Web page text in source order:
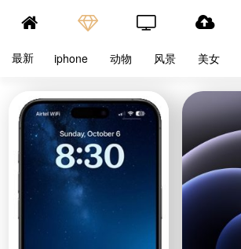
最新 iphone 动物 风景 美女